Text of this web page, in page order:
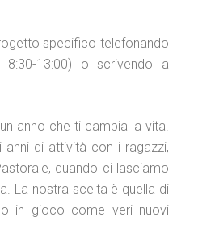
specifico telefonando
13:00) o scrivendo a
anno che ti cambia la vita.
anni di attività con i ragazzi,
quando ci lasciamo
La nostra scelta è quella di
in gioco come veri nuovi